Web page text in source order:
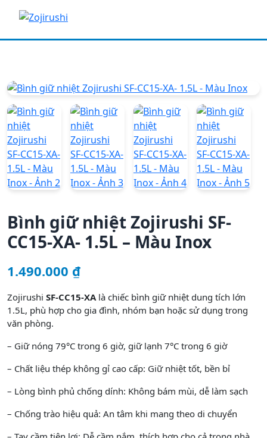
Trang chủ/Sản phẩm giữ nhiệt
Bình giữ nhiệt Zojirushi SF-
CC15-XA- 1.5L – Màu Inox
1.490.000 ₫
Zojirushi SF-CC15-XA là chiếc bình giữ nhiệt dung tích lớn
1.5L, phù hợp cho gia đình, nhóm bạn hoặc sử dụng trong
văn phòng.
– Giữ nóng 79°C trong 6 giờ, giữ lạnh 7°C trong 6 giờ
– Chất liệu thép không gỉ cao cấp: Giữ nhiệt tốt, bền bỉ
– Lòng bình phủ chống dính: Không bám mùi, dễ làm sạch
– Chống trào hiệu quả: An tâm khi mang theo di chuyển